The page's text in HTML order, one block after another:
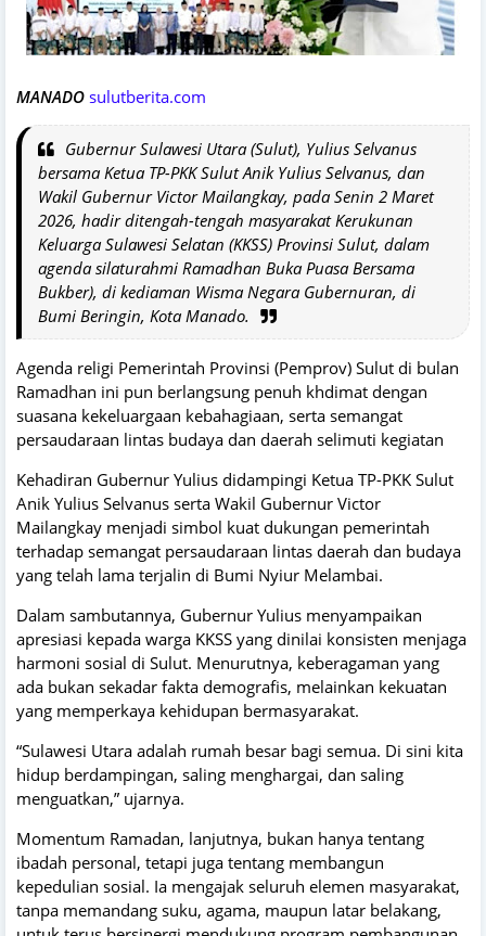
MANADO sulutberita.com
Gubernur Sulawesi Utara (Sulut), Yulius Selvanus
bersama Ketua TP-PKK Sulut Anik Yulius Selvanus, dan
Wakil Gubernur Victor Mailangkay, pada Senin 2 Maret
2026, hadir ditengah-tengah masyarakat Kerukunan
Keluarga Sulawesi Selatan (KKSS) Provinsi Sulut, dalam
agenda silaturahmi Ramadhan Buka Puasa Bersama
Bukber), di kediaman Wisma Negara Gubernuran, di
Bumi Beringin, Kota Manado.
Agenda religi Pemerintah Provinsi (Pemprov) Sulut di bulan
Ramadhan ini pun berlangsung penuh khdimat dengan
suasana kekeluargaan kebahagiaan, serta semangat
persaudaraan lintas budaya dan daerah selimuti kegiatan
Kehadiran Gubernur Yulius didampingi Ketua TP-PKK Sulut
Anik Yulius Selvanus serta Wakil Gubernur Victor
Mailangkay menjadi simbol kuat dukungan pemerintah
terhadap semangat persaudaraan lintas daerah dan budaya
yang telah lama terjalin di Bumi Nyiur Melambai.
Dalam sambutannya, Gubernur Yulius menyampaikan
apresiasi kepada warga KKSS yang dinilai konsisten menjaga
harmoni sosial di Sulut. Menurutnya, keberagaman yang
ada bukan sekadar fakta demografis, melainkan kekuatan
yang memperkaya kehidupan bermasyarakat.
“Sulawesi Utara adalah rumah besar bagi semua. Di sini kita
hidup berdampingan, saling menghargai, dan saling
menguatkan,” ujarnya.
Momentum Ramadan, lanjutnya, bukan hanya tentang
ibadah personal, tetapi juga tentang membangun
kepedulian sosial. Ia mengajak seluruh elemen masyarakat,
tanpa memandang suku, agama, maupun latar belakang,